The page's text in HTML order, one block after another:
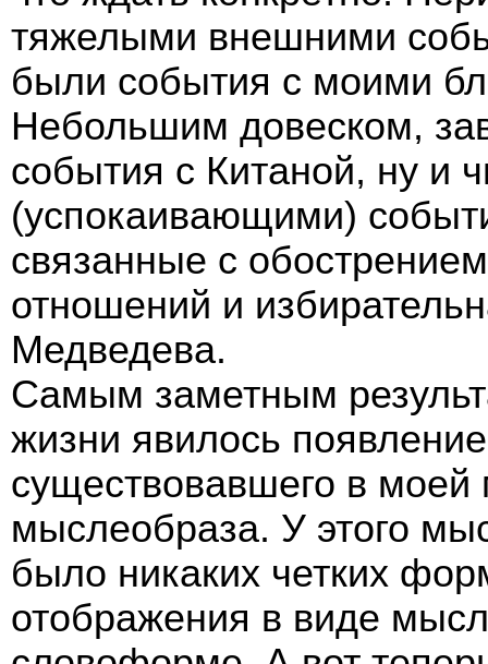
тяжелыми внешними
были события с моими
Небольшим довеском,
события с Китаной, ну и
(успокаивающими)
связанные с
отношений и
Медведева.
Самым заметным
жизни явилось
существовавшего в
мыслеобраза. У этого
было никаких четких
отображения в виде